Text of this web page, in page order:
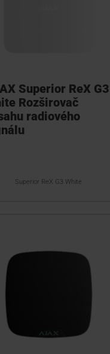
Superior ReX G3
Rozširovač
radiového
Superior ReX G3 White